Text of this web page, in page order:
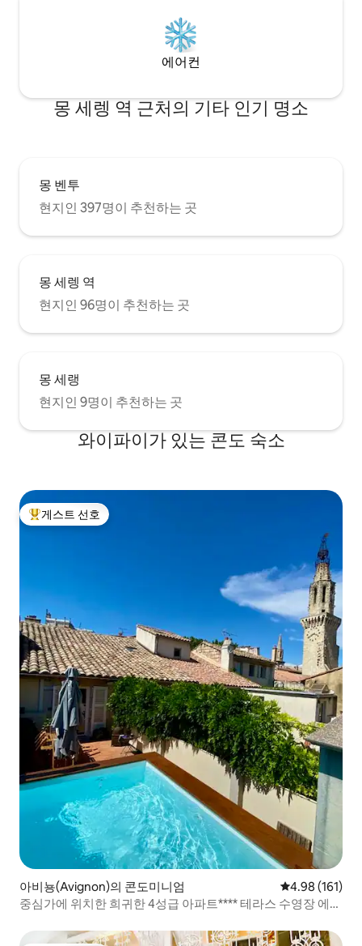
에어컨
몽 세렝 역 근처의 기타 인기 명소
몽 벤투
현지인 397명이 추천하는 곳
몽 세렝 역
현지인 96명이 추천하는 곳
몽 세랭
현지인 9명이 추천하는 곳
와이파이가 있는 콘도 숙소
상위 게스트 선호
게스트 선호
아비뇽(Avignon)의 콘도미니엄 평점 4.98점(5
4.98 (161)
중심가에 위치한 희귀한 4성급 아파트**** 테라스 수영장 에어